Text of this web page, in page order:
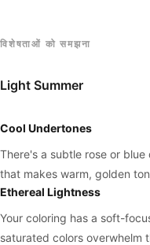
विशेषताओं को समझना
Light Summer
Cool Undertones
There's a subtle rose or
that makes warm, golden
Ethereal Lightness
Your coloring has a soft-
saturated colors overwhelm